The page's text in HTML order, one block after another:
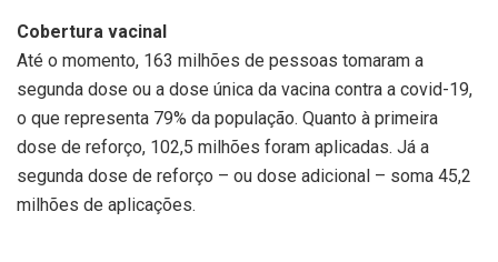
Cobertura vacinal
Até o momento, 163 milhões de pessoas tomaram a
segunda dose ou a dose única da vacina contra a covid-19,
o que representa 79% da população. Quanto à primeira
dose de reforço, 102,5 milhões foram aplicadas. Já a
segunda dose de reforço – ou dose adicional – soma 45,2
milhões de aplicações.